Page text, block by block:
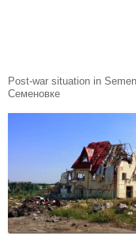
Post-war situation in
Семеновке